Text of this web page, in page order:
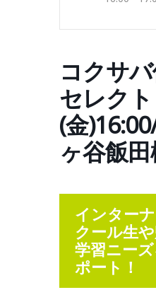
コクサ
セレクト
(金
ヶ谷飯
インター
クール生
学習ニー
ポート！